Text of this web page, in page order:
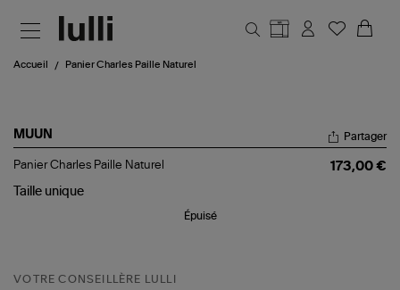
Accueil Panier Charles Paille Naturel
MUUN
Panier
Paille
Partager
Panier Charles Paille Naturel
173,00 €
Taille unique
Épuisé
VOTRE CONSEILLÈRE LULLI